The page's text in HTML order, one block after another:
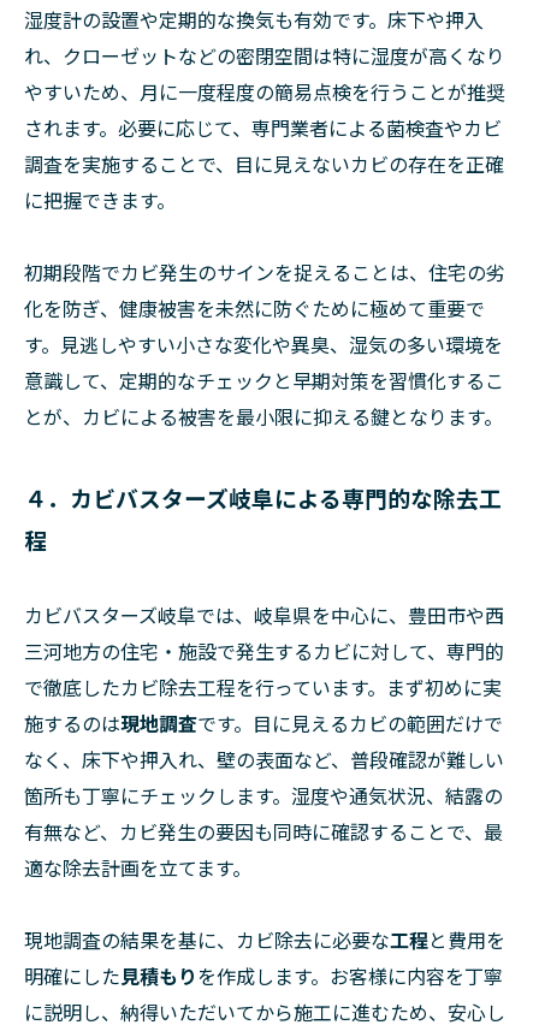
湿度計の設置や定期的な換気も有効です。床下や押入
れ、クローゼットなどの密閉空間は特に湿度が高くなり
やすいため、月に一度程度の簡易点検を行うことが推奨
されます。必要に応じて、専門業者による菌検査やカビ
調査を実施することで、目に見えないカビの存在を正確
に把握できます。
初期段階でカビ発生のサインを捉えることは、住宅の劣
化を防ぎ、健康被害を未然に防ぐために極めて重要で
す。見逃しやすい小さな変化や異臭、湿気の多い環境を
意識して、定期的なチェックと早期対策を習慣化するこ
とが、カビによる被害を最小限に抑える鍵となります。
４．カビバスターズ岐阜による専門的な除去工
程
カビバスターズ岐阜では、岐阜県を中心に、豊田市や西
三河地方の住宅・施設で発生するカビに対して、専門的
で徹底したカビ除去工程を行っています。まず初めに実
施するのは現地調査です。目に見えるカビの範囲だけで
なく、床下や押入れ、壁の表面など、普段確認が難しい
箇所も丁寧にチェックします。湿度や通気状況、結露の
有無など、カビ発生の要因も同時に確認することで、最
適な除去計画を立てます。
現地調査の結果を基に、カビ除去に必要な工程と費用を
明確にした見積もりを作成します。お客様に内容を丁寧
に説明し、納得いただいてから施工に進むため、安心し